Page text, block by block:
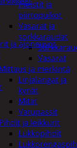
meistit ja
piirtopuikot
Vasarat ja
sorkkaraudat
Vasarat
ja merkintä
Linjalangat ja
kynät
Mitat
Vatupassit
ja leikkurit
Lukkopihdit
ja ajoneuvot